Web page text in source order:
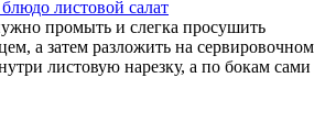
промыть и слегка просушить
а затем разложить на сервировочном
листовую нарезку, а по бокам сами